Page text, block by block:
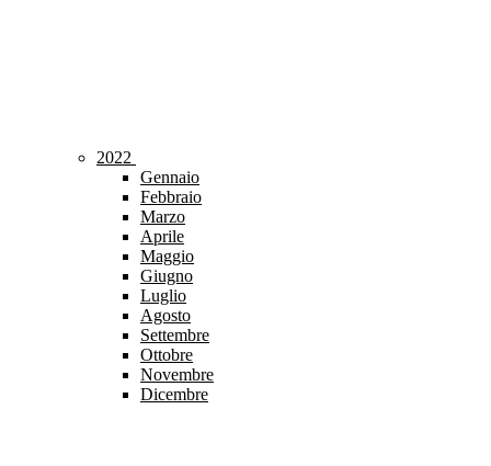
2022
Gennaio
Febbraio
Marzo
Aprile
Maggio
Giugno
Luglio
Agosto
Settembre
Ottobre
Novembre
Dicembre